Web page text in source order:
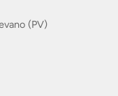
(PV)